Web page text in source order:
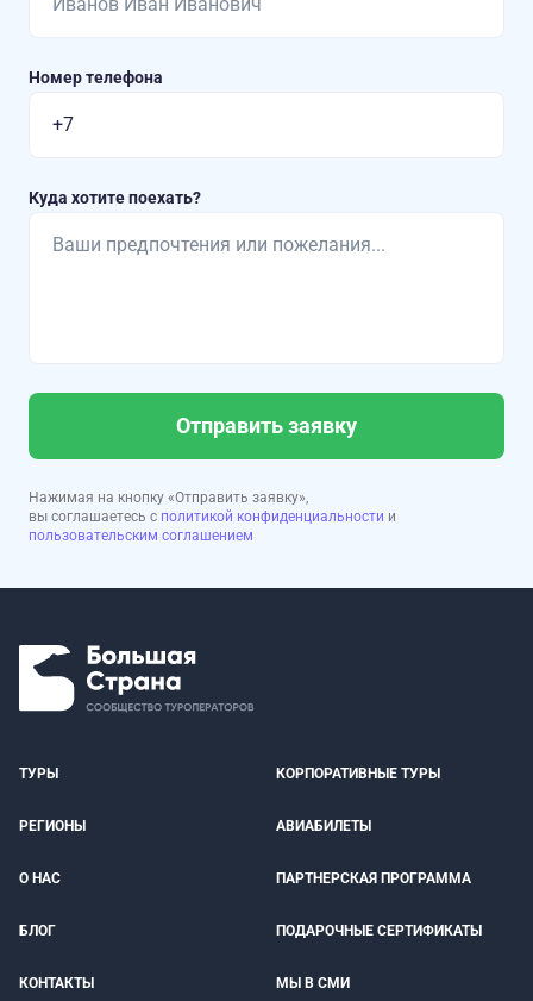
Номер телефона
Куда хотите поехать?
Отправить заявку
Нажимая на кнопку «Отправить заявку»,
вы соглашаетесь с политикой конфиденциальности и
пользовательским соглашением
ТУРЫ КОРПОРАТИВНЫЕ ТУРЫ
РЕГИОНЫ АВИАБИЛЕТЫ
О НАС ПАРТНЕРСКАЯ ПРОГРАММА
БЛОГ ПОДАРОЧНЫЕ СЕРТИФИКАТЫ
КОНТАКТЫ МЫ В СМИ